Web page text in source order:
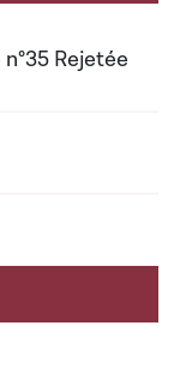
Rejetée